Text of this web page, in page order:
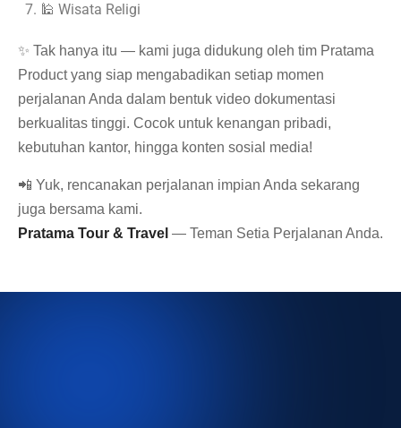
🕌 Wisata Religi
✨ Tak hanya itu — kami juga didukung oleh tim Pratama
Product yang siap mengabadikan setiap momen
perjalanan Anda dalam bentuk video dokumentasi
berkualitas tinggi. Cocok untuk kenangan pribadi,
kebutuhan kantor, hingga konten sosial media!
📲 Yuk, rencanakan perjalanan impian Anda sekarang
juga bersama kami.
Pratama Tour & Travel — Teman Setia Perjalanan Anda.